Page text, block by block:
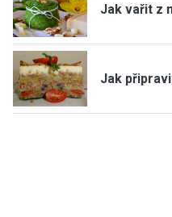
Jak vařit z
Jak